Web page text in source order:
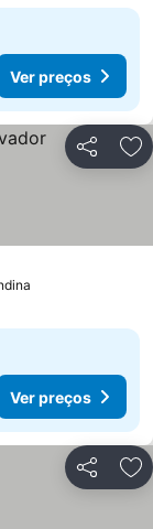
Ver preços
Partilhar
Ver preços
Partilhar